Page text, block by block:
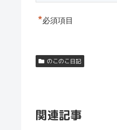
*必須項目
のこのこ日記
関連記事